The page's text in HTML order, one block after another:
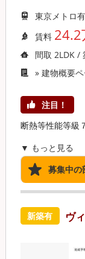
東京メトロ
賃料 24.2
間取 2LDK /
» 建物概要
注目！
断熱等性能等級
▼ もっと見る
募集中の
新築有 ヴ